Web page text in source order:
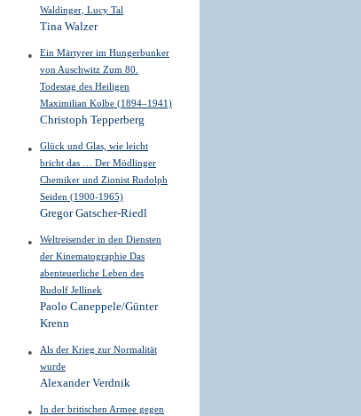
Waldinger, Lucy Tal
Tina Walzer
Ein Märtyrer im Hungerbunker
von Auschwitz Zum 80.
Todestag des Heiligen
Maximilian Kolbe (1894–1941)
Christoph Tepperberg
Glück und Glas, wie leicht
bricht das … Der Mödlinger
Chemiker und Zionist Rudolph
Seiden (1900-1965)
Gregor Gatscher-Riedl
Weltreisender in den Diensten
der Kinematographie Das
abenteuerliche Leben des
Rudolf Jellinek
Paolo Caneppele/Günter
Krenn
Als der Krieg zur Normalität
wurde
Alexander Verdnik
In der britischen Armee gegen